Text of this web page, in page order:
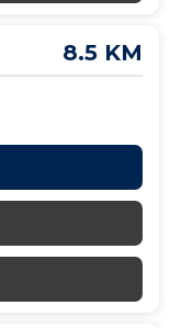
8.5 KM